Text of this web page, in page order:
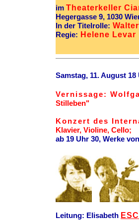
im Theaterkeller
Hegergasse 9, 1030
In der Titelrolle:
Regie: Helene Levar
Samstag, 11. August 18
Vernissage:
Stilleben"
Konzert des
Klavier, Violine, Cello;
ab 19 Uhr 30, Werke
Leitung: Elisabeth